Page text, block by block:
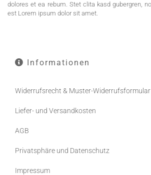
dolores et ea rebum. Stet clita kasd gubergren,
est Lorem ipsum dolor sit amet.
Informationen
Widerrufsrecht & Muster-Widerrufsformular
Liefer- und Versandkosten
AGB
Privatsphäre und Datenschutz
Impressum